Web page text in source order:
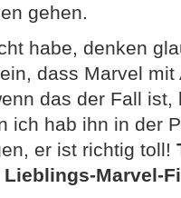
gehen.
habe, denken
dass Marvel mit
das der Fall ist,
ich hab ihn in der
er ist richtig toll!
Marvel-